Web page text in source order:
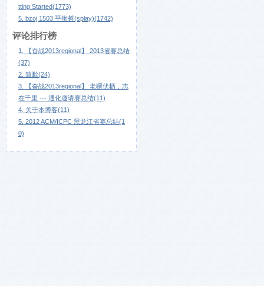
tting Started(1773)
5. bzoj 1503 平衡树(splay)(1742)
评论排行榜
1. 【奋战2013regional】 2013省赛总结
(37)
2. 致歉(24)
3. 【奋战2013regional】 老骥伏枥，志
在千里 --- 通化邀请赛总结(11)
4. 关于本博客(11)
5. 2012 ACM/ICPC 黑龙江省赛总结(1
0)